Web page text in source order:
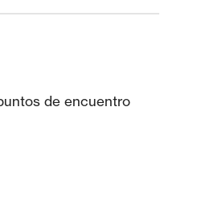
de encuentro